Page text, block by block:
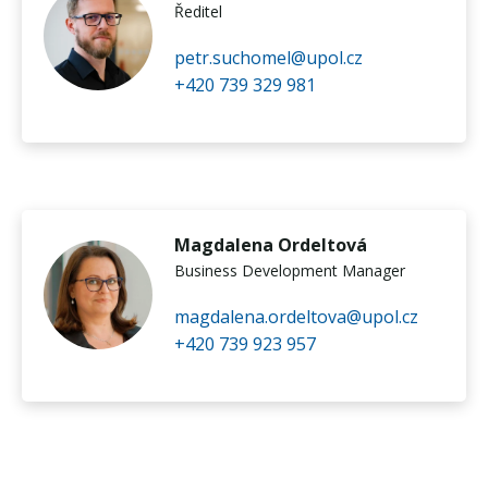
Ředitel
petr.suchomel@upol.cz
+420 739 329 981
Magdalena Ordeltová
Business Development Manager
magdalena.ordeltova@upol.cz
+420 739 923 957